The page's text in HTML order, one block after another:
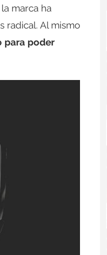
marca ha
radical. Al mismo
para poder